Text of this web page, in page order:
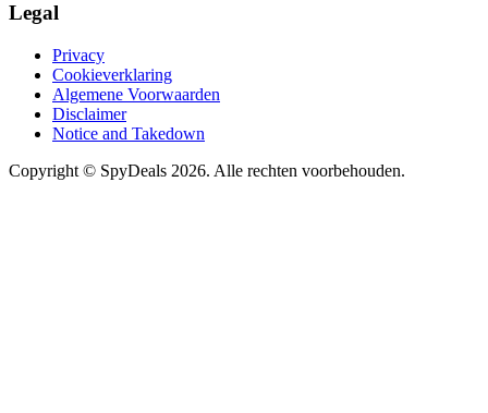
Legal
Privacy
Cookieverklaring
Algemene Voorwaarden
Disclaimer
Notice and Takedown
Copyright © SpyDeals 2026. Alle rechten voorbehouden.